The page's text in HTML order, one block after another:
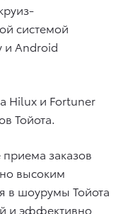
системой
и Android
Hilux и Fortuner
Тойота.
заказов
высоким
в шоурумы Тойота
и эффективно